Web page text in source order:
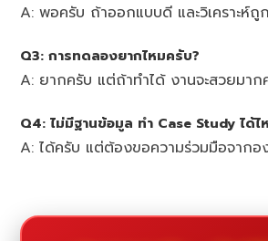
A: พอครับ ถ้าออกแบบดี และวิเคราะห์ถู
Q3: การทดลองยากไหมครับ?
A: ยากครับ แต่ถ้าทำได้ งานจะสวยมาก
Q4: ไม่มีฐานข้อมูล ทำ Case Study ได้ไ
A: ได้ครับ แต่ต้องขอความร่วมมือจากอ